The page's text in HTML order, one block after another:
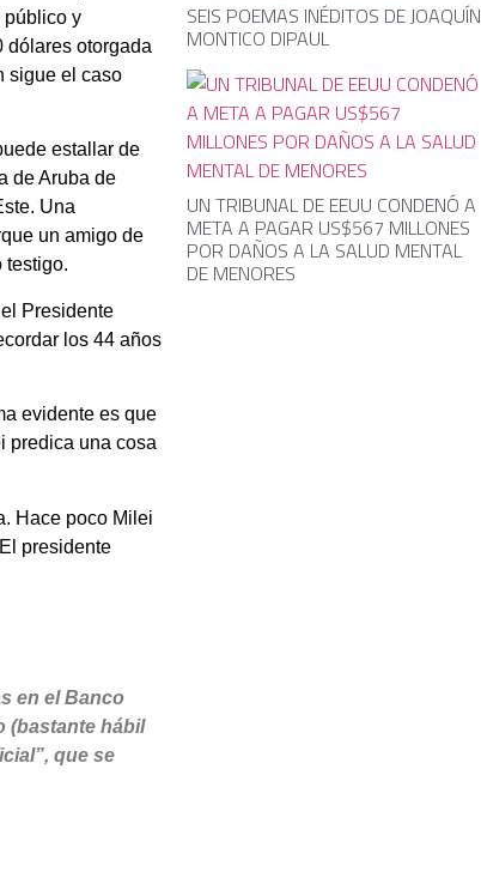
público y
dólares otorgada
sigue el caso
estallar de
de Aruba de
Una
un amigo de
testigo.
Presidente
los 44 años
evidente es que
predica una cosa
Hace poco Milei
presidente
en el Banco
(bastante hábil
que se
SEIS POEMAS INÉDITOS DE JOAQUÍN
MONTICO DIPAUL
UN TRIBUNAL DE EEUU CONDENÓ A
META A PAGAR US$567 MILLONES
POR DAÑOS A LA SALUD MENTAL
DE MENORES